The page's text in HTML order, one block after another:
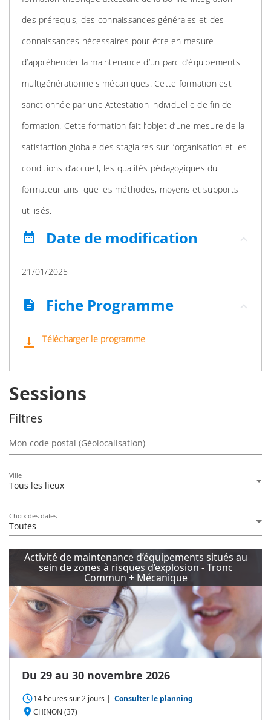
des prérequis, des connaissances générales et des
connaissances nécessaires pour être en mesure
d’appréhender la maintenance d’un parc d’équipements
multigénérationnels mécaniques. Cette formation est
sanctionnée par une Attestation individuelle de fin de
formation. Cette formation fait l’objet d’une mesure de la
satisfaction globale des stagiaires sur l’organisation et les
conditions d’accueil, les qualités pédagogiques du
formateur ainsi que les méthodes, moyens et supports
utilisés.
date_range Date de modification
21/01/2025
description Fiche Programme
vertical_align_bottom Télécharger le programme
Sessions
Filtres
Mon code postal (Géolocalisation)
Ville
Tous les lieux
Choix des dates
Toutes
Activité de maintenance d’équipements situés au
sein de zones à risques d’explosion - Tronc
Commun + Mécanique
Du 29 au 30 novembre 2026
access_time14 heures sur2 jours | Consulter le planning
place CHINON (37)